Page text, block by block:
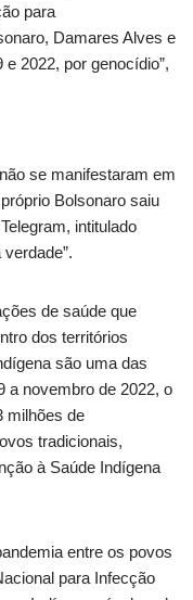
para
Damares Alves e
2022, por genocídio”,
se manifestaram em
Bolsonaro saiu
intitulado
de saúde que
dos territórios
são uma das
a novembro de 2022, o
milhões de
tradicionais,
à Saúde Indígena
entre os povos
para Infecção